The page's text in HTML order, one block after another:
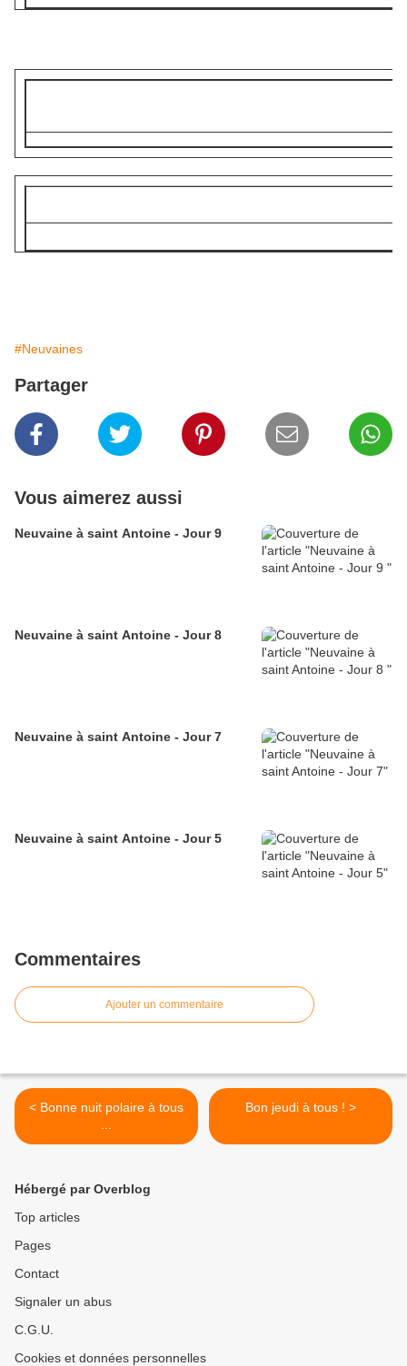
#Neuvaines
Partager
Vous aimerez aussi
Neuvaine à saint Antoine - Jour 9
Neuvaine à saint Antoine - Jour 8
Neuvaine à saint Antoine - Jour 7
Neuvaine à saint Antoine - Jour 5
Commentaires
Ajouter un commentaire
< Bonne nuit polaire à tous
Bon jeudi à tous ! >
Hébergé par Overblog
Top articles
Pages
Contact
Signaler un abus
C.G.U.
Cookies et données personnelles